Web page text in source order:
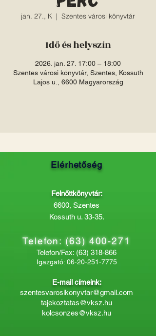
jan. 27., K
  |
Szentes városi könyvtár
Idő és helyszín
2026. jan. 27. 17:00 – 18:00
Szentes városi könyvtár, Szentes, Kossuth
Lajos u., 6600 Magyarország
Elérhetőség
Felnőttkönyvtár:
6600, Szentes
Kossuth u. 33-35.
Telefon:(63) 400-271
Telefon/Fax: (63) 318-866
Igazgató: 06-20-251-7775
E-mail címeink:
szentesvarosikonyvtar@gmail.com
tajekoztatas@vksz.hu
kolcsonzes@vksz.hu